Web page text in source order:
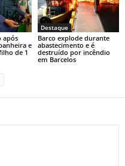
após
e
de 1
Destaque
Barco explode durante
abastecimento e é
destruído por incêndio
em Barcelos